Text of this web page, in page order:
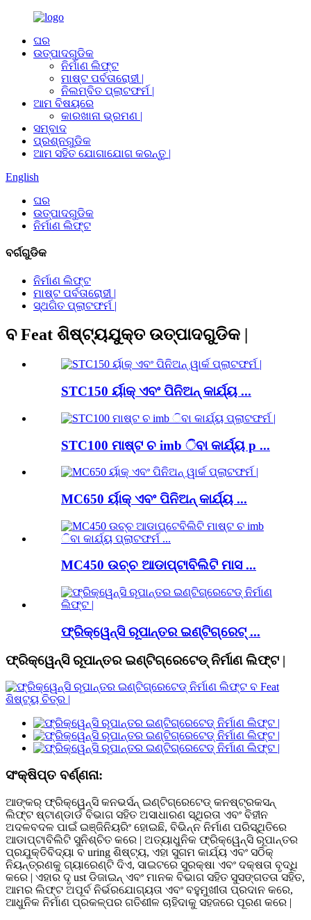
ଘର
ଉତ୍ପାଦଗୁଡିକ
ନିର୍ମାଣ ଲିଫ୍ଟ
ମାଷ୍ଟ ପର୍ବତାରୋହୀ |
ନିଲମ୍ବିତ ପ୍ଲାଟଫର୍ମ |
ଆମ ବିଷୟରେ
କାରଖାନା ଭ୍ରମଣ |
ସମ୍ବାଦ
ପ୍ରଶ୍ନଗୁଡିକ
ଆମ ସହିତ ଯୋଗାଯୋଗ କରନ୍ତୁ |
English
ଘର
ଉତ୍ପାଦଗୁଡିକ
ନିର୍ମାଣ ଲିଫ୍ଟ
ବର୍ଗଗୁଡିକ
ନିର୍ମାଣ ଲିଫ୍ଟ
ମାଷ୍ଟ ପର୍ବତାରୋହୀ |
ସ୍ଥଗିତ ପ୍ଲାଟଫର୍ମ |
ବ Feat ଶିଷ୍ଟ୍ୟଯୁକ୍ତ ଉତ୍ପାଦଗୁଡିକ |
STC150 ର୍ୟାକ୍ ଏବଂ ପିନିଅନ୍ କାର୍ଯ୍ୟ ...
STC100 ମାଷ୍ଟ ଚ imb ିବା କାର୍ଯ୍ୟ p ...
MC650 ର୍ୟାକ୍ ଏବଂ ପିନିଅନ୍ କାର୍ଯ୍ୟ ...
MC450 ଉଚ୍ଚ ଆଡାପ୍ଟାବିଲିଟି ମାସ ...
ଫ୍ରିକ୍ୱେନ୍ସି ରୂପାନ୍ତର ଇଣ୍ଟିଗ୍ରେଟ୍ ...
ଫ୍ରିକ୍ୱେନ୍ସି ରୂପାନ୍ତର ଇଣ୍ଟିଗ୍ରେଟେଡ୍ ନିର୍ମାଣ ଲିଫ୍ଟ |
ସଂକ୍ଷିପ୍ତ ବର୍ଣ୍ଣନା:
ଆଙ୍କର୍ ଫ୍ରିକ୍ୱେନ୍ସି କନଭର୍ସନ୍ ଇଣ୍ଟିଗ୍ରେଟେଡ୍ କନଷ୍ଟ୍ରକସନ୍
ଲିଫ୍ଟ ଷ୍ଟାଣ୍ଡାର୍ଡ ବିଭାଗ ସହିତ ଅସାଧାରଣ ସ୍ଥିରତା ଏବଂ ବିହୀନ
ଅଦଳବଦଳ ପାଇଁ ଇଞ୍ଜିନିୟରିଂ ହୋଇଛି, ବିଭିନ୍ନ ନିର୍ମାଣ ପରିସ୍ଥିତିରେ
ଆଡାପ୍ଟାବିଲିଟି ସୁନିଶ୍ଚିତ କରେ | ଅତ୍ୟାଧୁନିକ ଫ୍ରିକ୍ୱେନ୍ସି ରୂପାନ୍ତର
ପ୍ରଯୁକ୍ତିବିଦ୍ୟା ବ uring ଶିଷ୍ଟ୍ୟ, ଏହା ସୁଗମ କାର୍ଯ୍ୟ ଏବଂ ସଠିକ୍
ନିୟନ୍ତ୍ରଣକୁ ଗ୍ୟାରେଣ୍ଟି ଦିଏ, ସାଇଟରେ ସୁରକ୍ଷା ଏବଂ ଦକ୍ଷତା ବୃଦ୍ଧି
କରେ | ଏହାର ଦୃ ust ଡିଜାଇନ୍ ଏବଂ ମାନକ ବିଭାଗ ସହିତ ସୁସଙ୍ଗତତା ସହିତ,
ଆମର ଲିଫ୍ଟ ଅପୂର୍ବ ନିର୍ଭରଯୋଗ୍ୟତା ଏବଂ ବହୁମୁଖୀତା ପ୍ରଦାନ କରେ,
ଆଧୁନିକ ନିର୍ମାଣ ପ୍ରକଳ୍ପର ଗତିଶୀଳ ଚାହିଦାକୁ ସହଜରେ ପୂରଣ କରେ |